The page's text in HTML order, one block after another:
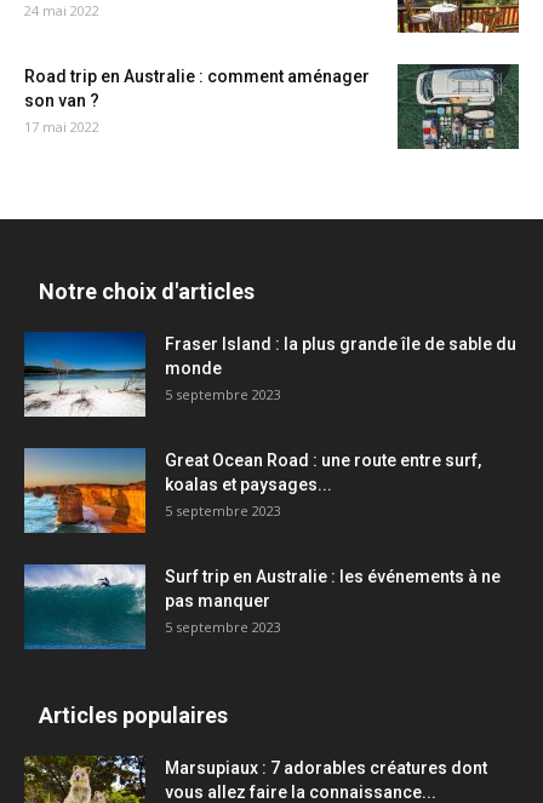
24 mai 2022
Road trip en Australie : comment aménager
son van ?
17 mai 2022
Notre choix d'articles
Fraser Island : la plus grande île de sable du
monde
5 septembre 2023
Great Ocean Road : une route entre surf,
koalas et paysages...
5 septembre 2023
Surf trip en Australie : les événements à ne
pas manquer
5 septembre 2023
Articles populaires
Marsupiaux : 7 adorables créatures dont
vous allez faire la connaissance...